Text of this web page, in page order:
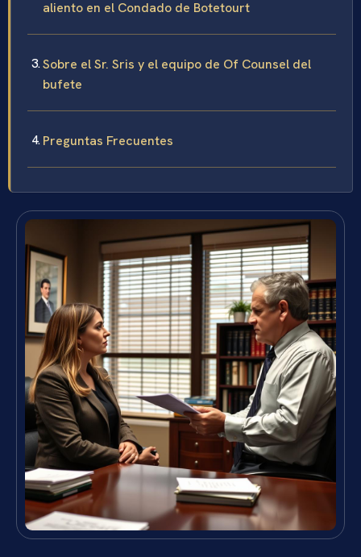
aliento en el Condado de Botetourt
Sobre el Sr. Sris y el equipo de Of Counsel del
bufete
Preguntas Frecuentes